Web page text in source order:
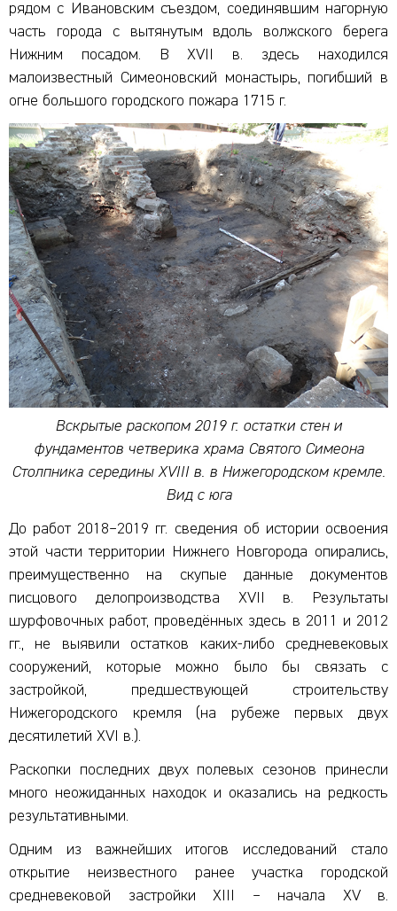
рядом с Ивановским съездом, соединявшим нагорную
часть города с вытянутым вдоль волжского берега
Нижним посадом. В XVII в. здесь находился
малоизвестный Симеоновский монастырь, погибший в
огне большого городского пожара 1715 г.
Вскрытые раскопом 2019 г. остатки стен и
фундаментов четверика храма Святого Симеона
Столпника середины XVIII в. в Нижегородском кремле.
Вид с юга
До работ 2018–2019 гг. сведения об истории освоения
этой части территории Нижнего Новгорода опирались,
преимущественно на скупые данные документов
писцового делопроизводства XVII в. Результаты
шурфовочных работ, проведённых здесь в 2011 и 2012
гг., не выявили остатков каких-либо средневековых
сооружений, которые можно было бы связать с
застройкой, предшествующей строительству
Нижегородского кремля (на рубеже первых двух
десятилетий XVI в.).
Раскопки последних двух полевых сезонов принесли
много неожиданных находок и оказались на редкость
результативными.
Одним из важнейших итогов исследований стало
открытие неизвестного ранее участка городской
средневековой застройки XIII – начала XV в.